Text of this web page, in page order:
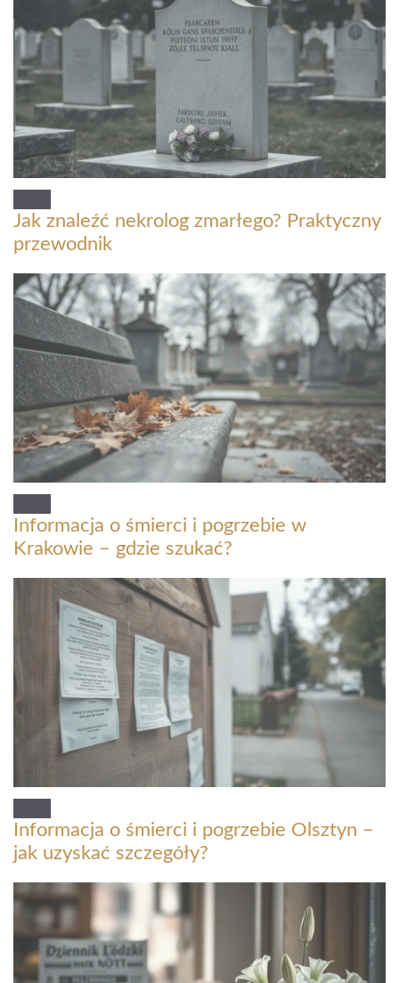
Jak znaleźć nekrolog zmarłego? Praktyczny
przewodnik
Informacja o śmierci i pogrzebie w
Krakowie – gdzie szukać?
Informacja o śmierci i pogrzebie Olsztyn –
jak uzyskać szczegóły?